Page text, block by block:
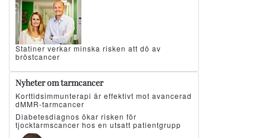
Statiner verkar minska risken att dö av
bröstcancer
Nyheter om tarmcancer
Korttidsimmunterapi är effektivt mot avancerad
dMMR-tarmcancer
Diabetesdiagnos ökar risken för
tjocktarmscancer hos en utsatt patientgrupp